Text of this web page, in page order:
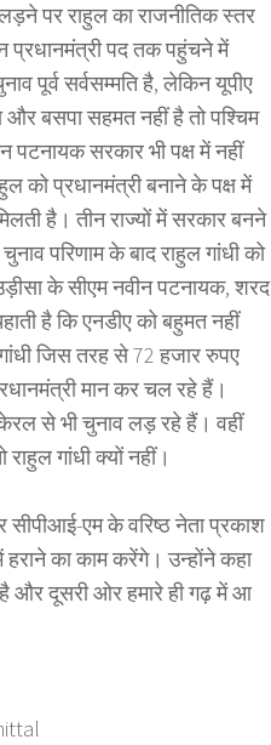
पर राहुल का राजनीतिक स्तर
प्रधानमंत्री पद तक पहुंचने में
पूर्व सर्वसम्मति है, लेकिन यूपीए
और बसपा सहमत नहीं है तो पश्चिम
पटनायक सरकार भी पक्ष में नहीं
को प्रधानमंत्री बनाने के पक्ष में
है। तीन राज्यों में सरकार बनने
परिणाम के बाद राहुल गांधी को
के सीएम नवीन पटनायक, शरद
है कि एनडीए को बहुमत नहीं
जिस तरह से 72 हजार रुपए
मान कर चल रहे हैं।
से भी चुनाव लड़ रहे हैं। वहीं
गांधी क्यों नहीं।
सीपीआई-एम के वरिष्ठ नेता प्रकाश
हराने का काम करेंगे। उन्होंने कहा
और दूसरी ओर हमारे ही गढ़ में आ